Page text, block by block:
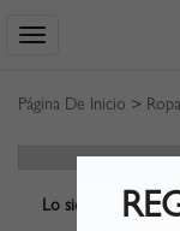
Página De Inicio > Ropa
Lo siento, no se